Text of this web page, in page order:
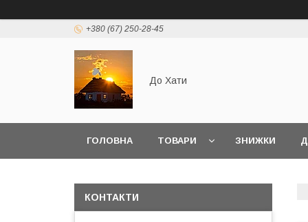
+380 (67) 250-28-45
До Хати
ГОЛОВНА ТОВАРИ ЗНИЖКИ
КОНТАКТИ